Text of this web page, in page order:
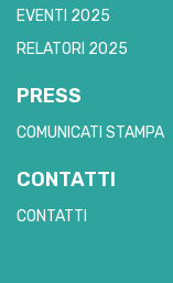
EVENTI 2025
RELATORI 2025
PRESS
COMUNICATI STAMPA
CONTATTI
CONTATTI